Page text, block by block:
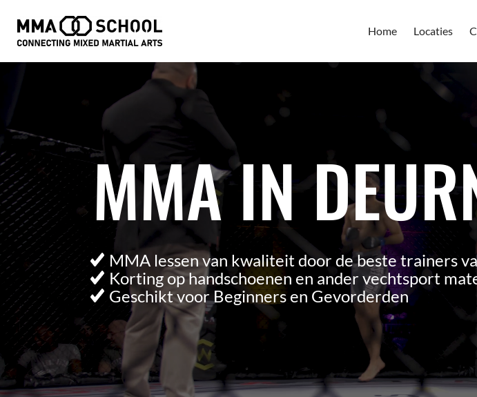
Home Locaties
MMA IN
MMA lessen van kwaliteit door de beste trainers
Korting op handschoenen en ander vechtsport
Geschikt voor Beginners en Gevorderden